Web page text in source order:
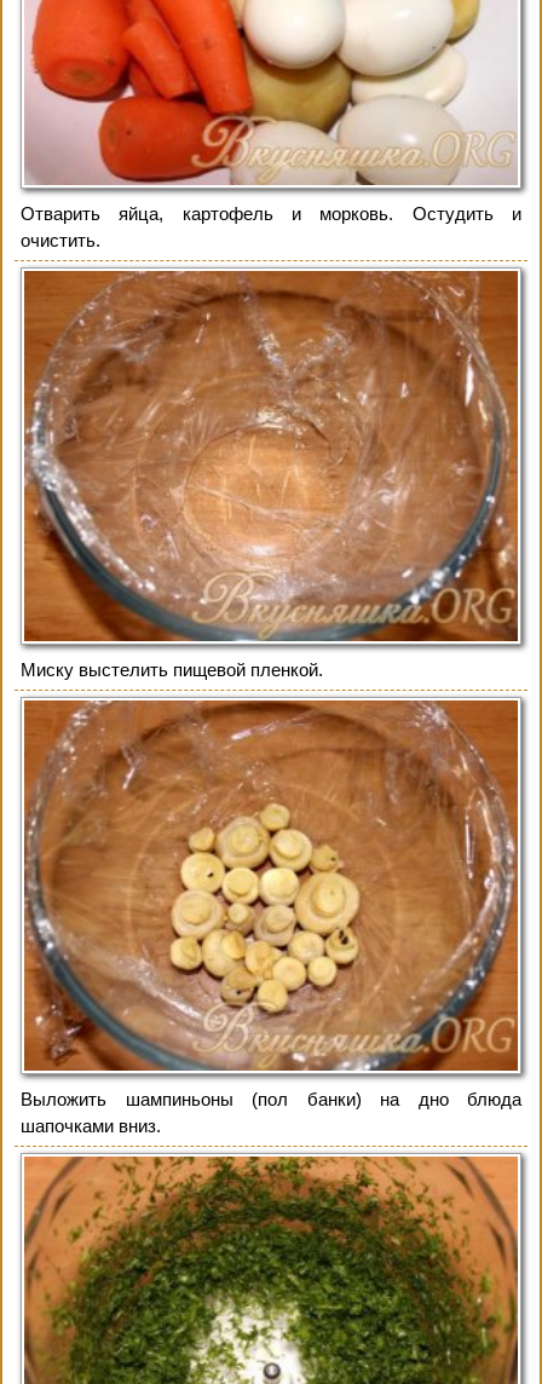
Отварить яйца, картофель и морковь. Остудить и
очистить.
Миску выстелить пищевой пленкой.
Выложить шампиньоны (пол банки) на дно блюда
шапочками вниз.